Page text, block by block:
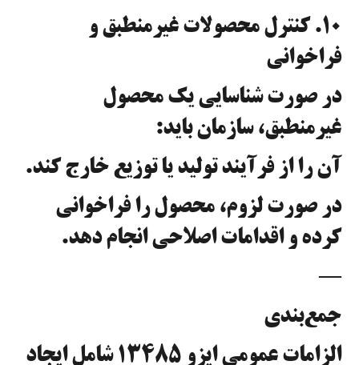
۱۰. کنترل محصولات غیرمنطبق و
فراخوانی
در صورت شناسایی یک محصول
غیرمنطبق، سازمان باید:
آن را از فرآیند تولید یا توزیع خارج کند.
در صورت لزوم، محصول را فراخوانی
کرده و اقدامات اصلاحی انجام دهد.
—
جمع‌بندی
الزامات عمومی ایزو ۱۳۴۸۵ شامل ایجاد